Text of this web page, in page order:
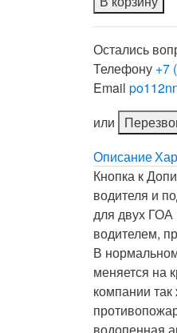
Остались
Телефону +7
Email
или
Описание
Кнопка к
водителя и
для двух
водителем,
В
меняется на
компании
водопенная